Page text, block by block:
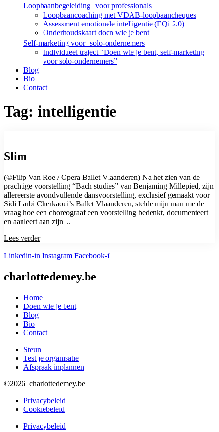
Loopbaanbegeleiding voor professionals
Loopbaancoaching met VDAB-loopbaancheques
Assessment emotionele intelligentie (EQi-2.0)
Onderhoudskaart doen wie je bent
Self-marketing voor solo-ondernemers
Individueel traject “Doen wie je bent, self-marketing
voor solo-ondernemers”
Blog
Bio
Contact
Tag: intelligentie
Slim
(©Filip Van Roe / Opera Ballet Vlaanderen) Na het zien van de
prachtige voorstelling “Bach studies” van Benjaming Millepied, zijn
allereerste avondvullende dansvoorstelling, exclusief gemaakt voor
Sidi Larbi Cherkaoui’s Ballet Vlaanderen, stelde mijn man me de
vraag hoe een choreograaf een voorstelling bedenkt, documenteert
en aanleert aan zijn ...
Lees verder
Linkedin-in Instagram Facebook-f
charlottedemey.be
Home
Doen wie je bent
Blog
Bio
Contact
Steun
Test je organisatie
Afspraak inplannen
©2026 charlottedemey.be
Privacybeleid
Cookiebeleid
Privacybeleid